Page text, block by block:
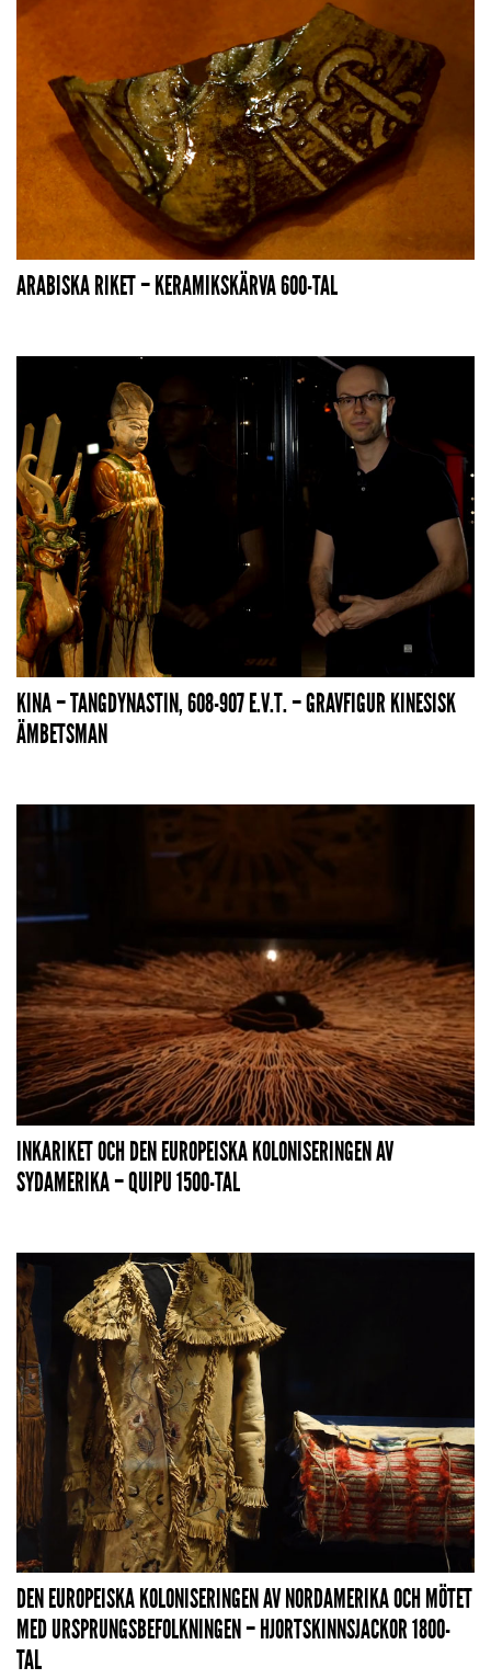
ARABISKA RIKET – KERAMIKSKÄRVA 600-TAL
KINA – TANGDYNASTIN, 608-907 E.V.T. – GRAVFIGUR KINESISK
ÄMBETSMAN
INKARIKET OCH DEN EUROPEISKA KOLONISERINGEN AV
SYDAMERIKA – QUIPU 1500-TAL
DEN EUROPEISKA KOLONISERINGEN AV NORDAMERIKA OCH MÖTET
MED URSPRUNGSBEFOLKNINGEN – HJORTSKINNSJACKOR 1800-
TAL